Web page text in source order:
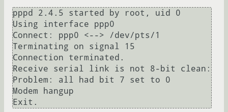
pppd 2.4.5 started by root, uid 0
Using interface ppp0
Connect: ppp0 <--> /dev/pts/1
Terminating on signal 15
Connection terminated.
Receive serial link is not 8-bit clean:
Problem: all had bit 7 set to 0
Modem hangup